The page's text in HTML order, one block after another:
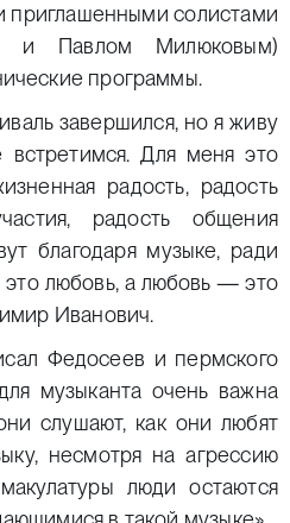
приглашенными солистами
и Павлом Милюковым)
программы.
завершился, но я живу
Для меня это
радость, радость
радость общения
благодаря музыке, ради
любовь, а любовь — это
Иванович.
Федосеев и пермского
музыканта очень важна
слушают, как они любят
несмотря на агрессию
люди остаются